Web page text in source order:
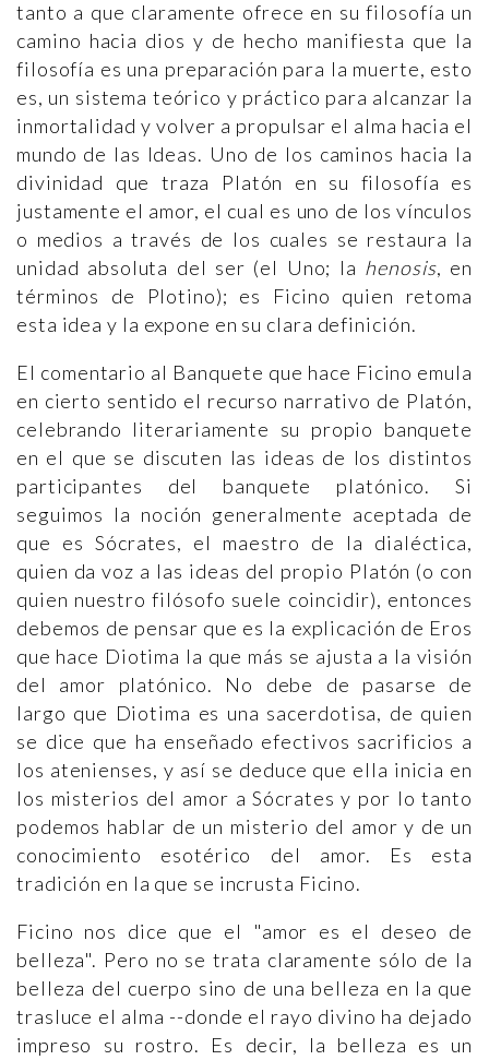
tanto a que claramente ofrece en su filosofía un
camino hacia dios y de hecho manifiesta que la
filosofía es una preparación para la muerte, esto
es, un sistema teórico y práctico para alcanzar la
inmortalidad y volver a propulsar el alma hacia el
mundo de las Ideas. Uno de los caminos hacia la
divinidad que traza Platón en su filosofía es
justamente el amor, el cual es uno de los vínculos
o medios a través de los cuales se restaura la
unidad absoluta del ser (el Uno; la henosis, en
términos de Plotino); es Ficino quien retoma
esta idea y la expone en su clara definición.
El comentario al Banquete que hace Ficino emula
en cierto sentido el recurso narrativo de Platón,
celebrando literariamente su propio banquete
en el que se discuten las ideas de los distintos
participantes del banquete platónico. Si
seguimos la noción generalmente aceptada de
que es Sócrates, el maestro de la dialéctica,
quien da voz a las ideas del propio Platón (o con
quien nuestro filósofo suele coincidir), entonces
debemos de pensar que es la explicación de Eros
que hace Diotima la que más se ajusta a la visión
del amor platónico. No debe de pasarse de
largo que Diotima es una sacerdotisa, de quien
se dice que ha enseñado efectivos sacrificios a
los atenienses, y así se deduce que ella inicia en
los misterios del amor a Sócrates y por lo tanto
podemos hablar de un misterio del amor y de un
conocimiento esotérico del amor. Es esta
tradición en la que se incrusta Ficino.
Ficino nos dice que el "amor es el deseo de
belleza". Pero no se trata claramente sólo de la
belleza del cuerpo sino de una belleza en la que
trasluce el alma --donde el rayo divino ha dejado
impreso su rostro. Es decir, la belleza es un